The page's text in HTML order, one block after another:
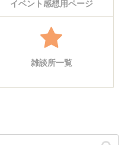
イベント感想用ページ
雑談所一覧